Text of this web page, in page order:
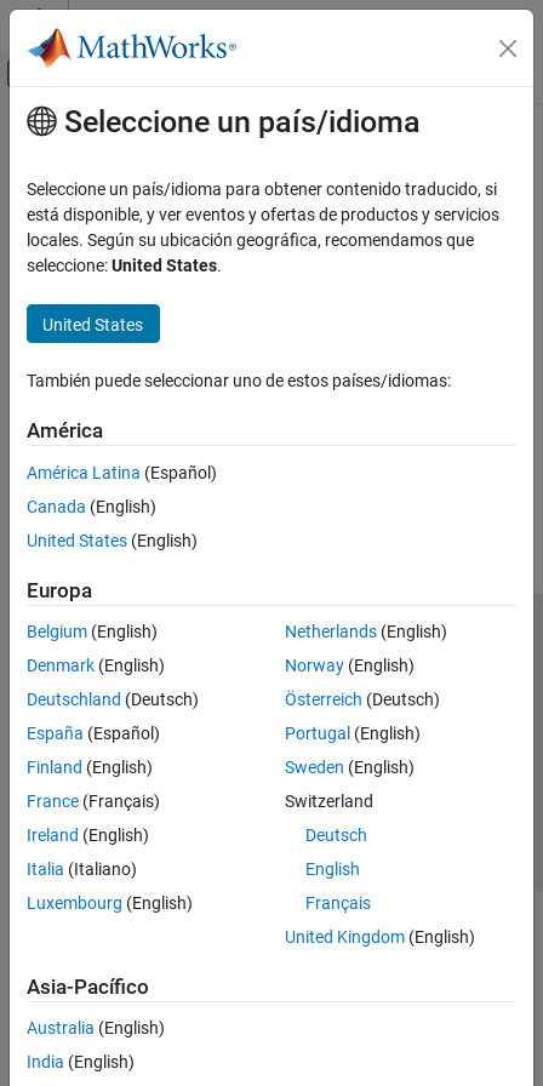
Saltar al contenido
Mostrar/ocultar menú de navegación
Inicio de Documentación
Contenido principal
¿Qué tan útil fue esta traducción?
Seleccione un país/idioma
Seleccione un país/idioma para obtener contenido traducido, si
está disponible, y ver eventos y ofertas de productos y servicios
locales. Según su ubicación geográfica, recomendamos que
seleccione:United States.
United States
También puede seleccionar uno de estos países/idiomas:
América
América Latina (Español)
Canada (English)
United States (English)
Europa
Belgium (English)
Denmark (English)
Deutschland (Deutsch)
España (Español)
Finland (English)
France (Français)
Ireland (English)
Italia (Italiano)
Luxembourg (English)
Netherlands(English)
Norway(English)
Österreich (Deutsch)
Portugal (English)
Sweden (English)
Switzerland
Deutsch
English
Français
United Kingdom(English)
Asia-Pacífico
Australia (English)
India (English)
Centro de confianza
Marcas comerciales
Política de privacidad
Antipiratería
Estado de las aplicaciones
Información de contacto
© 1994-2026 The MathWorks, Inc.